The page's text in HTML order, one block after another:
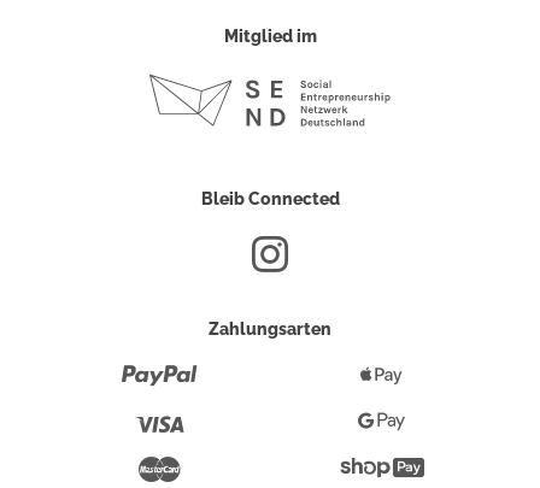
Mitglied im
Bleib Connected
Zahlungsarten
Pay
Google
Pay